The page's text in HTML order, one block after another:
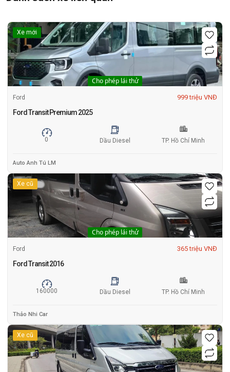
Xe mới
Cho phép lái thử
Ford 999 triệu VNĐ
Ford Transit Premium 2025
0 Dầu Diesel TP. Hồ Chí Minh
Auto Anh Tú LM
Xe cũ
Cho phép lái thử
Ford 365 triệu VNĐ
Ford Transit 2016
160000 Dầu Diesel TP. Hồ Chí Minh
Thảo Nhi Car
Xe cũ